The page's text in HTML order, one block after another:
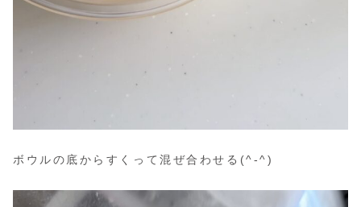
ボウルの底からすくって混ぜ合わせる(^-^)